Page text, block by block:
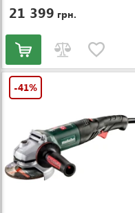
21 399 грн.
-41%